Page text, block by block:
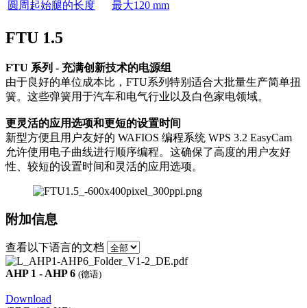
圆周起始腿的长度 最大120 mm
FTU 1.5
FTU 系列 - 充满创新技术的电源组
由于良好的单位成本比，FTU系列特别适合大批量生产简单扭
簧。这些弹簧用于汽车和电气行业以及白色家电领域。
更灵活的应用选项和更短的设置时间
新型方便且用户友好的 WAFIOS 编程系统 WPS 3.2 EasyCam
允许使用电子曲线进行顺序编程。这确保了高度的用户友好
性、较短的设置时间和灵活的应用选项。
附加信息
查看以下语言的文档
AHP 1 - AHP 6 (德语)
Download